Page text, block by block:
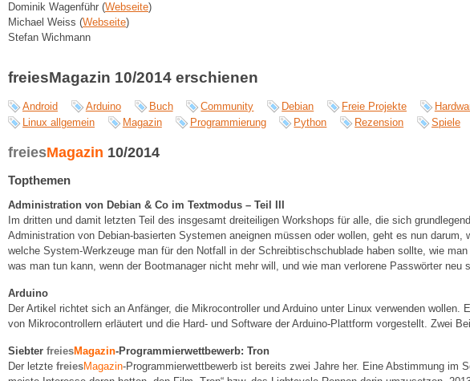
Dominik Wagenführ (Webseite)
Michael Weiss (Webseite)
Stefan Wichmann
freiesMagazin 10/2014 erschienen
Android Arduino Buch Community Debian Freie Projekte
Linux allgemein
Magazin Programmierung Python Rezension Spiele
freiesMagazin 10/2014
Topthemen
Administration von Debian & Co im Textmodus – Teil III
Im dritten und damit letzten Teil des insgesamt dreiteiligen Workshops für alle, die sich
Administration von Debian-basierten Systemen aneignen müssen oder wollen, geht es nun darum,
welche System-Werkzeuge man für den Notfall in der Schreibtischschublade haben sollte, wie
was man tun kann, wenn der Bootmanager nicht mehr will, und wie man verlorene Passwörter neu
Arduino
Der Artikel richtet sich an Anfänger, die Mikrocontroller und Arduino unter Linux verwenden wollen.
von Mikrocontrollern erläutert und die Hard- und Software der Arduino-Plattform vorgestellt. Zwei
Siebter freiesMagazin-Programmierwettbewerb: Tron
Der letzte freiesMagazin-Programmierwettbewerb ist bereits zwei Jahre her. Eine Abstimmung im